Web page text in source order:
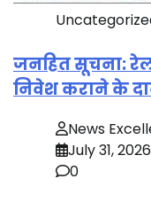
जनहित सूचना:
निवेश कराने के
News
July 31, 2026
0